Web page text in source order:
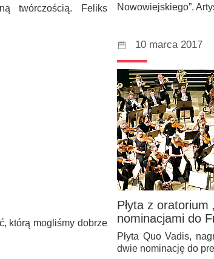
twórczością. Feliks
Nowowiejskiego”.
którą mogliśmy dobrze
10 marca 2017
Płyta z oratorium
nominacjami do
Płyta Quo Vadis,
dwie nominację do